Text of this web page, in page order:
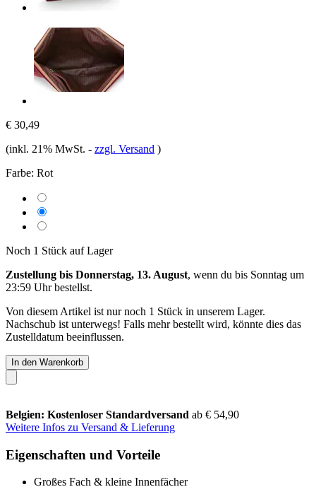
€ 30,49
(inkl. 21% MwSt. - zzgl. Versand )
Farbe: Rot
Noch 1 Stück auf Lager
Zustellung bis Donnerstag, 13. August, wenn du bis Sonntag um
23:59 Uhrbestellst.
Von diesem Artikel ist nur noch 1 Stück in unserem Lager.
Nachschub ist unterwegs! Falls mehr bestellt wird, könnte dies das
Zustelldatum beeinflussen.
In den Warenkorb
Belgien: Kostenloser Standardversand ab € 54,90
Weitere Infos zu Versand & Lieferung
Eigenschaften und Vorteile
Großes Fach & kleine Innenfächer